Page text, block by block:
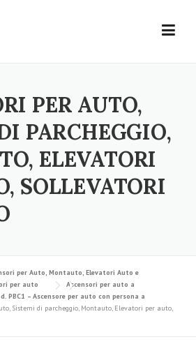
PER AUTO,
PARCHEGGIO,
ELEVATORI
SOLLEVATORI
per Auto, Montauto, Elevatori Auto e
per auto
Ascensori per auto a
PBC1 – Ascensore per auto con persona a
Sistemi di parcheggio, Montauto, Elevatori per auto,